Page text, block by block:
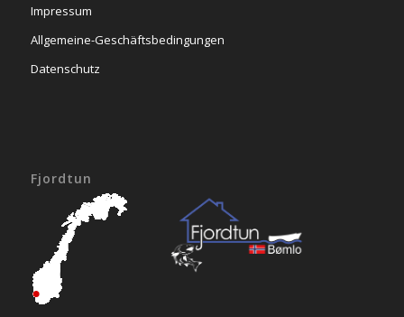
Impressum
Allgemeine-Geschäftsbedingungen
Datenschutz
Fjordtun